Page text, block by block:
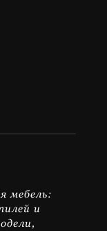
мебель:
и